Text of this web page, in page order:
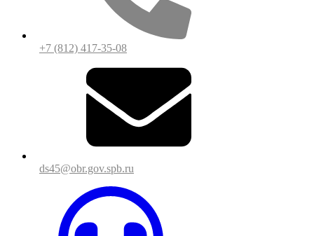
+7 (812) 417-35-08
ds45@obr.gov.spb.ru